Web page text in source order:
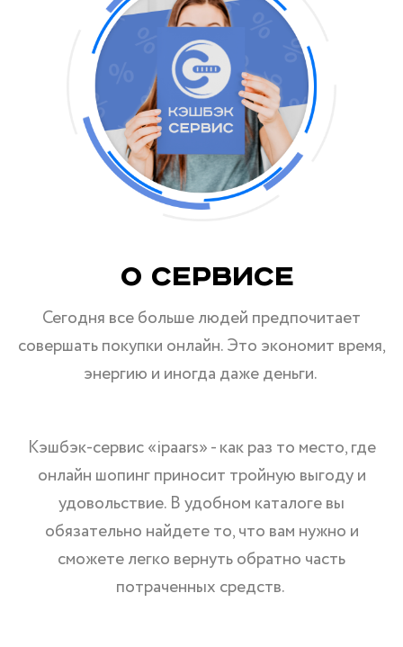
О Сервисе
Сегодня все больше людей предпочитает
совершать покупки онлайн. Это экономит время,
энергию и иногда даже деньги.
Кэшбэк-сервис «ipaars» - как раз то место, где
онлайн шопинг приносит тройную выгоду и
удовольствие. В удобном каталоге вы
обязательно найдете то, что вам нужно и
сможете легко вернуть обратно часть
потраченных средств.